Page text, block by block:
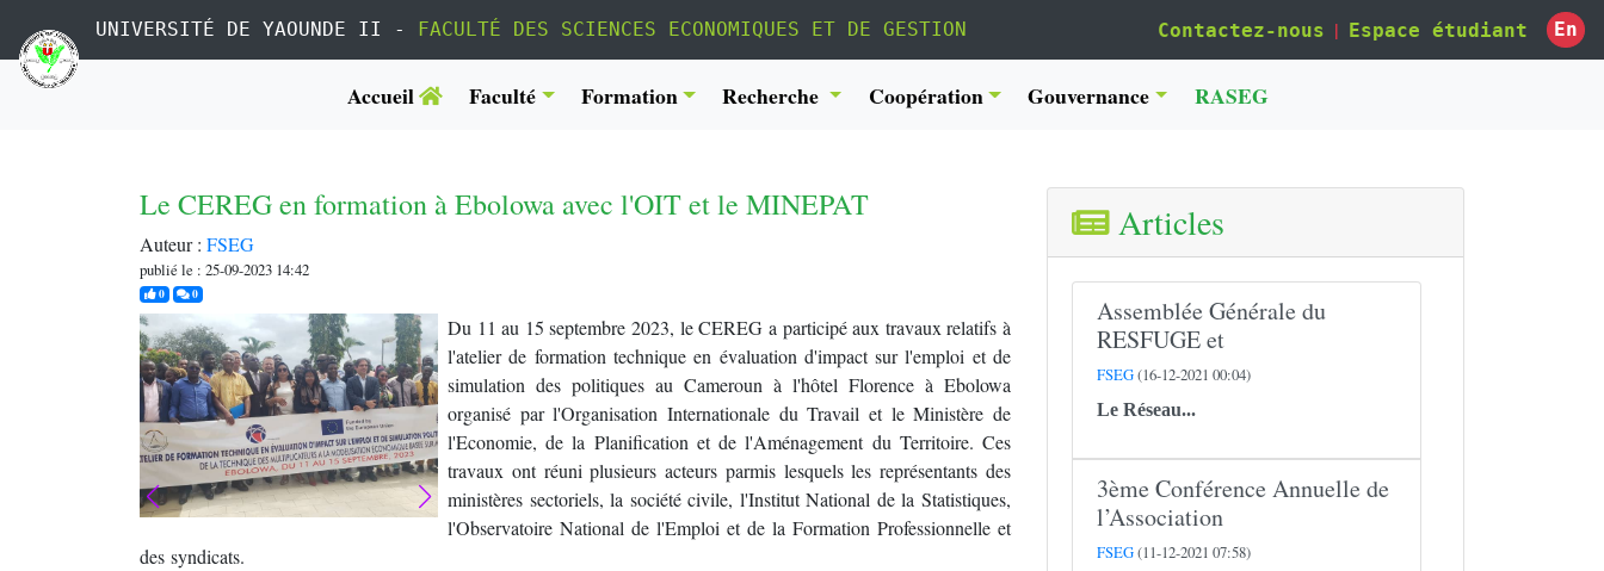
UNIVERSITÉ DE YAOUNDE II - FACULTÉ DES SCIENCES ECONOMIQUES ET DE GESTION Contactez-nous | Espace étudiant En
Accueil Faculté Formation Recherche Coopération Gouvernance RASEG
Le CEREG en formation à Ebolowa avec l'OIT et le MINEPAT
Auteur : FSEG
publié le : 25-09-2023 14:42
0j'aime0commentaires
Du 11 au 15 septembre 2023, le CEREG a participé aux travaux relatifs à
l'atelier de formation technique en évaluation d'impact sur l'emploi et de
simulation des politiques au Cameroun à l'hôtel Florence à Ebolowa
organisé par l'Organisation Internationale du Travail et le Ministère de
l'Economie, de la Planification et de l'Aménagement du Territoire. Ces
travaux ont réuni plusieurs acteurs parmis lesquels les représentants des
ministères sectoriels, la société civile, l'Institut National de la Statistiques,
l'Observatoire National de l'Emploi et de la Formation Professionnelle et
des syndicats.
Articles
Assemblée Générale du
RESFUGE et
FSEG(16-12-2021 00:04)
Le Réseau...
3ème Conférence Annuelle de
l’Association
FSEG(11-12-2021 07:58)